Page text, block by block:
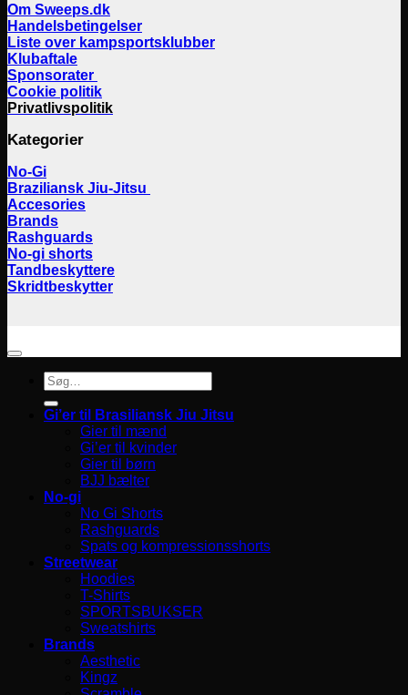
Om Sweeps.dk
Handelsbetingelser
Liste over kampsportsklubber
Klubaftale
Sponsorater
Cookie politik
Privatlivspolitik
Kategorier
No-Gi
Braziliansk Jiu-Jitsu
Accesories
Brands
Rashguards
No-gi shorts
Tandbeskyttere
Skridtbeskytter
Søg
efter:
Gi’er til Brasiliansk Jiu Jitsu
Gier til mænd
Gi’er til kvinder
Gier til børn
BJJ bælter
No-gi
No Gi Shorts
Rashguards
Spats og kompressionsshorts
Streetwear
Hoodies
T-Shirts
SPORTSBUKSER
Sweatshirts
Brands
Aesthetic
Kingz